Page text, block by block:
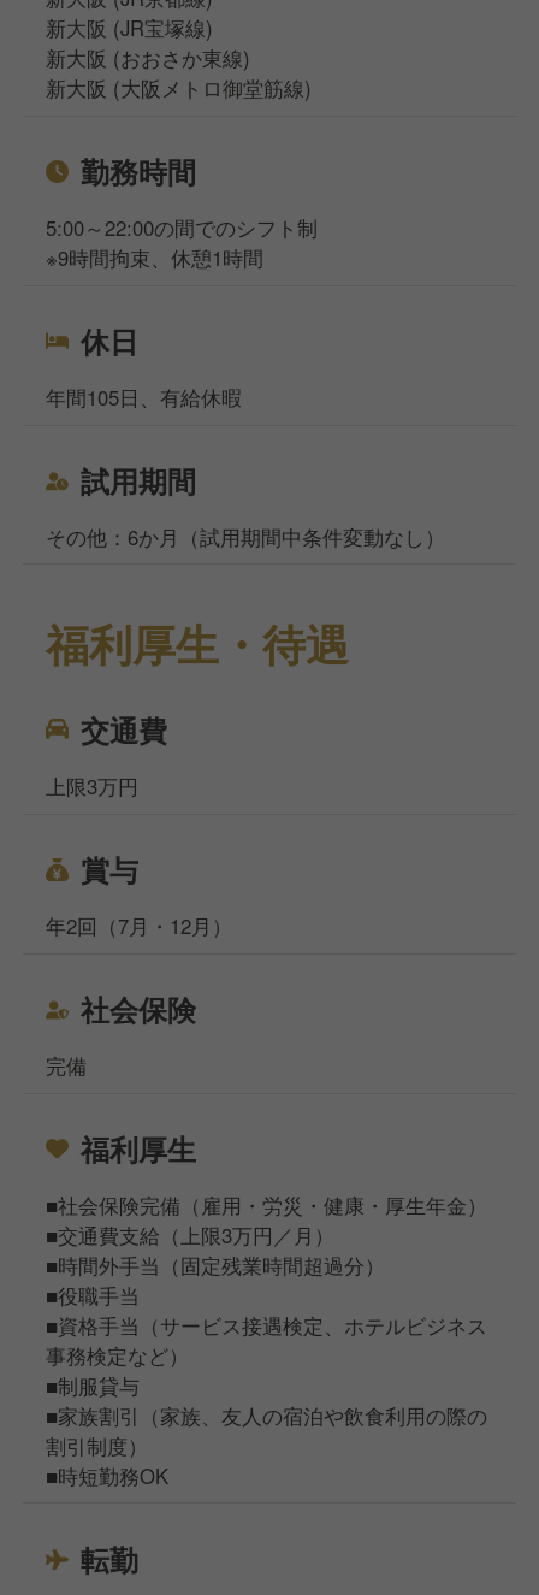
新大阪 (JR宝塚線)
新大阪 (おおさか東線)
新大阪 (大阪メトロ御堂筋線)
勤務時間
5:00～22:00の間でのシフト制
※9時間拘束、休憩1時間
休日
年間105日、有給休暇
試用期間
その他：6か月（試用期間中条件変動なし）
福利厚生・待遇
交通費
上限3万円
賞与
年2回（7月・12月）
社会保険
完備
福利厚生
■社会保険完備（雇用・労災・健康・厚生年金）
■交通費支給（上限3万円／月）
■時間外手当（固定残業時間超過分）
■役職手当
■資格手当（サービス接遇検定、ホテルビジネス
事務検定など）
■制服貸与
■家族割引（家族、友人の宿泊や飲食利用の際の
割引制度）
■時短勤務OK
転勤